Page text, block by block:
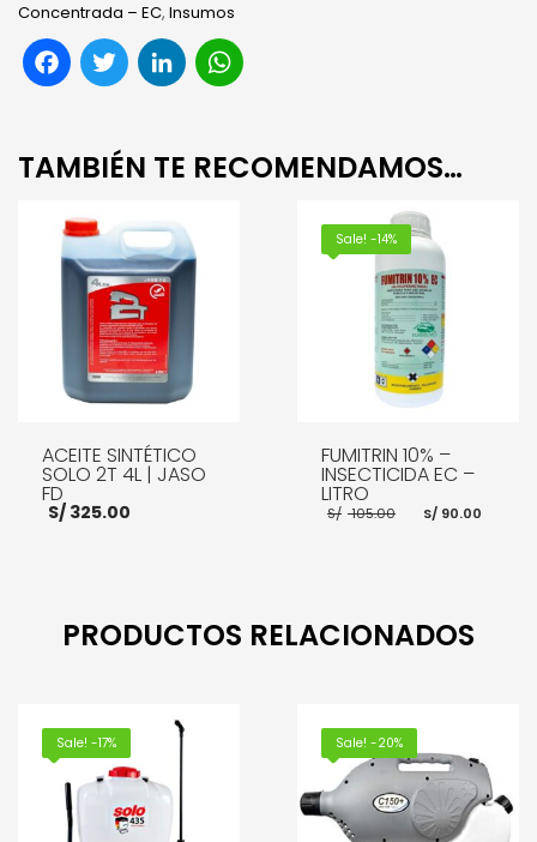
Concentrada – EC, Insumos
Facebook
TwitterLinkedIn
TAMBIÉN TE RECOMENDAMOS…
ACEITE SINTÉTICO
SOLO 2T 4L | JASO
FD
S/ 325.00
AÑADIR AL CARRITO
Sale! -14%
FUMITRIN 10% –
INSECTICIDA EC –
LITRO
S/ 105.00 El
precio
S/90.00
AÑADIR AL CARRITO
PRODUCTOS RELACIONADOS
Sale! -17% Sale! -20%